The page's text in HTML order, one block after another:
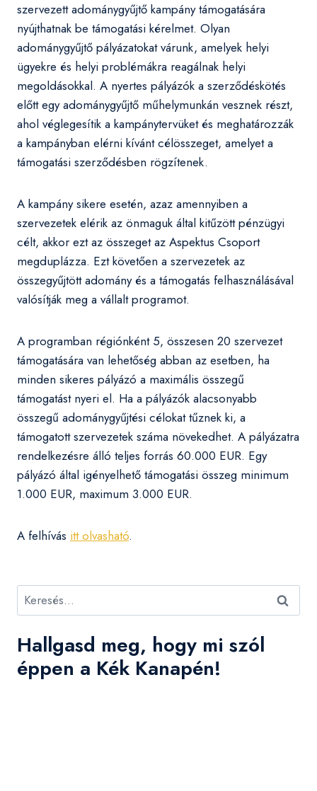
szervezett adománygyűjtő kampány támogatására
nyújthatnak be támogatási kérelmet. Olyan
adománygyűjtő pályázatokat várunk, amelyek helyi
ügyekre és helyi problémákra reagálnak helyi
megoldásokkal. A nyertes pályázók a szerződéskötés
előtt egy adománygyűjtő műhelymunkán vesznek részt,
ahol véglegesítik a kampánytervüket és meghatározzák
a kampányban elérni kívánt célösszeget, amelyet a
támogatási szerződésben rögzítenek.
A kampány sikere esetén, azaz amennyiben a
szervezetek elérik az önmaguk által kitűzött pénzügyi
célt, akkor ezt az összeget az Aspektus Csoport
megduplázza. Ezt követően a szervezetek az
összegyűjtött adomány és a támogatás felhasználásával
valósítják meg a vállalt programot.
A programban régiónként 5, összesen 20 szervezet
támogatására van lehetőség abban az esetben, ha
minden sikeres pályázó a maximális összegű
támogatást nyeri el. Ha a pályázók alacsonyabb
összegű adománygyűjtési célokat tűznek ki, a
támogatott szervezetek száma növekedhet. A pályázatra
rendelkezésre álló teljes forrás 60.000 EUR. Egy
pályázó által igényelhető támogatási összeg minimum
1.000 EUR, maximum 3.000 EUR.
A felhívás itt olvasható.
Keresés:
Hallgasd meg, hogy mi szól
éppen a Kék Kanapén!